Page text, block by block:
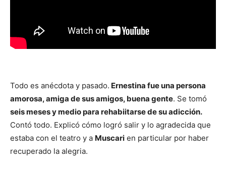
Todo es anécdota y pasado. Ernestina fue una persona
amorosa, amiga de sus amigos, buena gente. Se tomó
seis meses y medio para rehabiitarse de su adicción.
Contó todo. Explicó cómo logró salir y lo agradecida que
estaba con el teatro y a Muscari en particular por haber
recuperado la alegria.